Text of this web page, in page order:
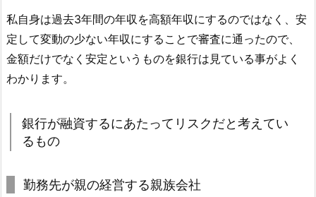
私自身は過去3年間の年収を高額年収にするのではなく、安
定して変動の少ない年収にすることで審査に通ったので、
金額だけでなく安定というものを銀行は見ている事がよく
わかります。
銀行が融資するにあたってリスクだと考えてい
るもの
勤務先が親の経営する親族会社